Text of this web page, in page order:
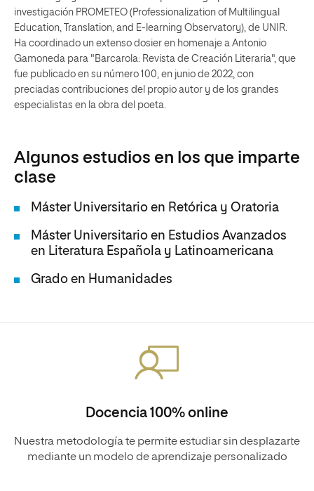
investigación PROMETEO (Professionalization of Multilingual
Education, Translation, and E-learning Observatory), de UNIR.
Ha coordinado un extenso dosier en homenaje a Antonio
Gamoneda para "Barcarola: Revista de Creación Literaria", que
fue publicado en su número 100, en junio de 2022, con
preciadas contribuciones del propio autor y de los grandes
especialistas en la obra del poeta.
Algunos estudios en los que imparte
clase
Máster Universitario en Retórica y Oratoria
Máster Universitario en Estudios Avanzados
en Literatura Española y Latinoamericana
Grado en Humanidades
Docencia 100% online
Nuestra metodología te permite estudiar sin desplazarte
mediante un modelo de aprendizaje personalizado